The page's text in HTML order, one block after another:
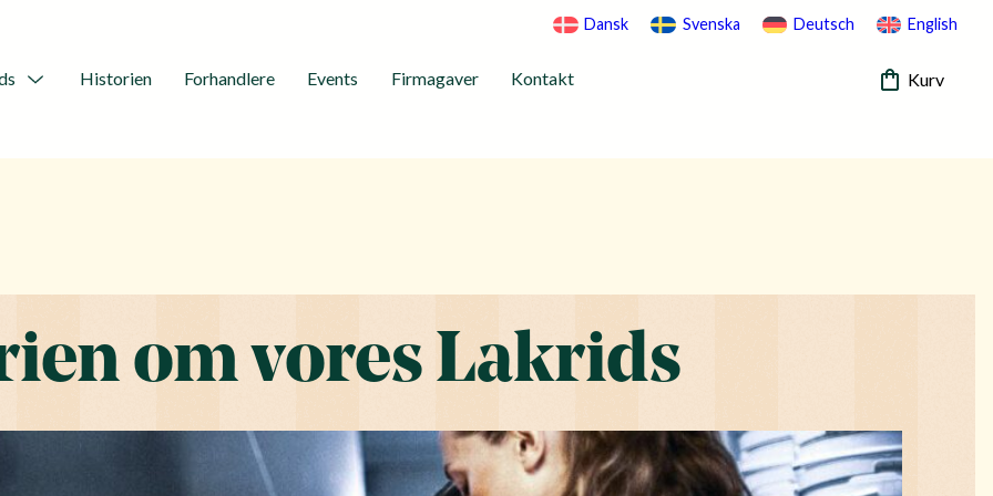
Menu
Historien Forhandlere Events Firmagaver Kontakt
Dansk Svenska Deutsch English
Kurv
om vores Lakrids